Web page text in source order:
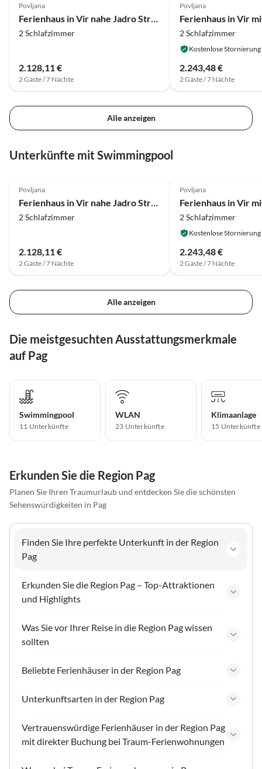
Povljana
2 Schlafzimmer
2.128,11 €
2 Gäste / 7 Nächte
Povljana
2 Schlafzimmer
Kostenlose Stornierung
2.243,48 €
2 Gäste / 7 Nächte
Alle anzeigen
Unterkünfte mit Swimmingpool
Povljana
Ferienhaus in Vir nahe Jadro Strand
2 Schlafzimmer
2.128,11 €
2 Gäste / 7 Nächte
Povljana
2 Schlafzimmer
Kostenlose Stornierung
2.243,48 €
2 Gäste / 7 Nächte
Alle anzeigen
Die meistgesuchten Ausstattungsmerkmale
auf Pag
Swimmingpool
11 Unterkünfte
WLAN
23 Unterkünfte
Klimaanlage
15 Unterkünfte
Erkunden Sie die Region Pag
Planen Sie Ihren Traumurlaub und entdecken Sie die schönsten
Sehenswürdigkeiten in Pag
Finden Sie Ihre perfekte Unterkunft in der Region
Pag
Erkunden Sie die Region Pag – Top-Attraktionen
und Highlights
Was Sie vor Ihrer Reise in die Region Pag wissen
sollten
Beliebte Ferienhäuser in der Region Pag
Unterkunftsarten in der Region Pag
Vertrauenswürdige Ferienhäuser in der Region Pag
mit direkter Buchung bei Traum-Ferienwohnungen